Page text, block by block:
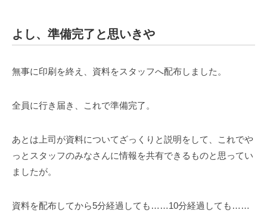
よし、準備完了と思いきや
無事に印刷を終え、資料をスタッフへ配布しました。
全員に行き届き、これで準備完了。
あとは上司が資料についてざっくりと説明をして、これでや
っとスタッフのみなさんに情報を共有できるものと思ってい
ましたが。
資料を配布してから5分経過しても……10分経過しても……